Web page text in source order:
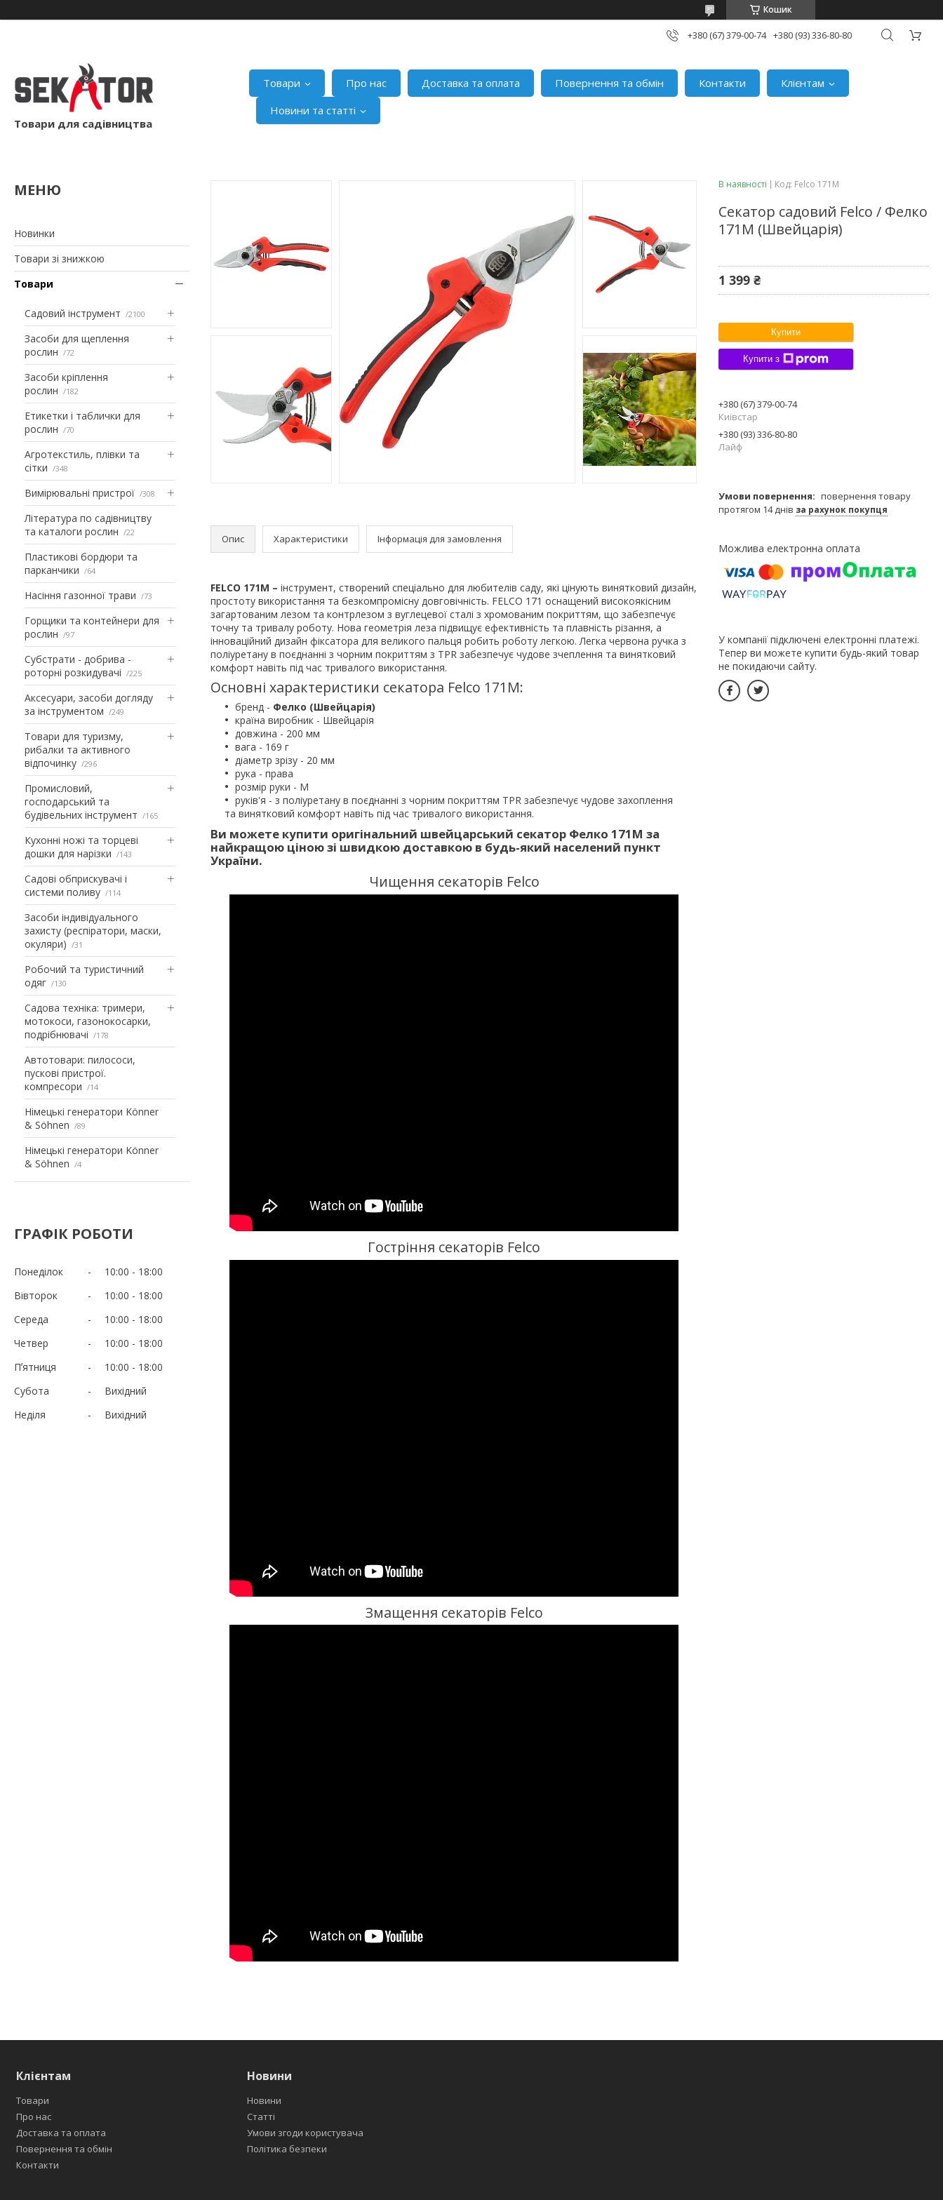
Кошик
+380 (67) 379-00-74 +380 (93) 336-80-80
Товари для садівництва
Товари Про нас Доставка та оплата Повернення та обмін Контакти
Клієнтам
Новини та статті
Новинки
Товари зі знижкою
Товари
Садовий інструмент 2100
Засоби для щеплення
рослин
72
Засоби кріплення
рослин
182
Етикетки і таблички для
рослин
70
Агротекстиль, плівки та
сітки
348
Вимірювальні пристрої 308
Література по садівництву
та каталоги рослин
22
Пластикові бордюри та
парканчики
64
Насіння газонної трави 73
Горщики та контейнери для
рослин
97
Субстрати - добрива -
роторні розкидувачі
225
Аксесуари, засоби догляду
за інструментом
249
Товари для туризму,
рибалки та активного
відпочинку
296
Промисловий,
господарський та
будівельних інструмент
165
Кухонні ножі та торцеві
дошки для нарізки
143
Садові обприскувачі і
системи поливу
114
Засоби індивідуального
захисту (респіратори, маски,
окуляри)
31
Робочий та туристичний
одяг
130
Садова техніка: тримери,
мотокоси, газонокосарки,
подрібнювачі
178
Автотовари: пилососи,
пускові пристрої.
компресори
14
Німецькі генератори Könner
& Söhnen
89
Німецькі генератори Könner
& Söhnen
4
ГРАФІК РОБОТИ
Понеділок 10:00
18:00
Вівторок
10:00
18:00
Середа
10:00
18:00
Четвер
10:00
18:00
Пʼятниця
10:00
18:00
Субота
Вихідний
Неділя
Вихідний
Опис Характеристики Інформація для замовлення
FELCO 171M – інструмент, створений спеціально для любителів саду, які цінують винятковий дизайн,
простоту використання та безкомпромісну довговічність. FELCO 171 оснащений високоякісним
загартованим лезом та контрлезом з вуглецевої сталі з хромованим покриттям, що забезпечує
точну та тривалу роботу. Нова геометрія леза підвищує ефективність та плавність різання, а
інноваційний дизайн фіксатора для великого пальця робить роботу легкою. Легка червона ручка з
поліуретану в поєднанні з чорним покриттям з TPR забезпечує чудове зчеплення та винятковий
комфорт навіть під час тривалого використання.
Основні характеристики секатора Felco 171M:
бренд - Фелко (Швейцарія)
країна виробник - Швейцарія
довжина - 200 мм
вага - 169 г
діаметр зрізу - 20 мм
рука - права
розмір руки - М
руків'я - з поліуретану в поєднанні з чорним покриттям TPR забезпечує чудове захоплення
та винятковий комфорт навіть під час тривалого використання.
Ви можете купити оригінальний швейцарський секатор Фелко 171M за
найкращою ціною зі швидкою доставкою в будь-який населений пункт
України.
Чищення секаторів Felco
Гостріння секаторів Felco
Змащення секаторів Felco
В наявності Код: Felco 171M
Секатор садовий Felco / Фелко
171M (Швейцарія)
1 399 ₴
Купити
Купити з
+380 (67) 379-00-74
Київстар
+380 (93) 336-80-80
Лайф
повернення товару
протягом 14 днів за рахунок покупця
У компанії підключені електронні платежі.
Тепер ви можете купити будь-який товар
не покидаючи сайту.
Клієнтам
Товари
Про нас
Доставка та оплата
Повернення та обмін
Контакти
Новини
Новини
Статті
Умови згоди користувача
Політика безпеки